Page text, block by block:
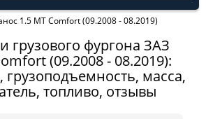
1.5 MT Comfort (09.2008 - 08.2019)
грузового фургона ЗАЗ
(09.2008 - 08.2019):
масса,
топливо, отзывы